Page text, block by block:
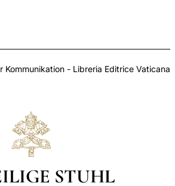
- Libreria Editrice Vaticana
STUHL